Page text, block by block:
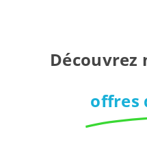
Découvrez
offres